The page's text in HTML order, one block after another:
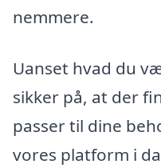
nemmere.
Uanset hvad du
sikker på, at der
passer til dine
vores platform i